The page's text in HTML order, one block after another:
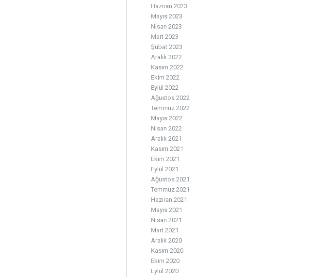
Haziran 2023
Mayıs 2023
Nisan 2023
Mart 2023
Şubat 2023
Aralık 2022
Kasım 2022
Ekim 2022
Eylül 2022
Ağustos 2022
Temmuz 2022
Mayıs 2022
Nisan 2022
Aralık 2021
Kasım 2021
Ekim 2021
Eylül 2021
Ağustos 2021
Temmuz 2021
Haziran 2021
Mayıs 2021
Nisan 2021
Mart 2021
Aralık 2020
Kasım 2020
Ekim 2020
Eylül 2020